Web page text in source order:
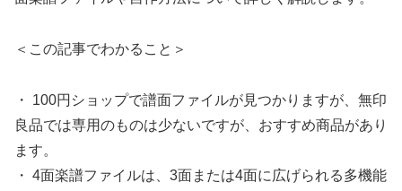
＜この記事でわかること＞
・ 100円ショップで譜面ファイルが見つかりますが、無印
良品では専用のものは少ないですが、おすすめ商品があり
ます。
・ 4面楽譜ファイルは、3面または4面に広げられる多機能